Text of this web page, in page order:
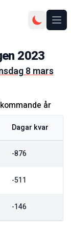
2023
8 mars
kommande år
Dagar kvar
-876
-511
-146